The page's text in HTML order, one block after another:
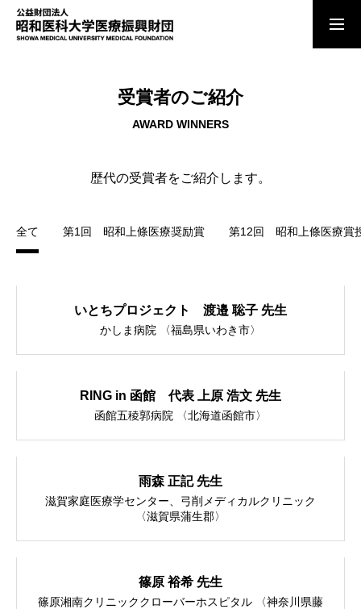
ご寄付のお願い
ご支援をいただいている関連団体
旗ケ岡だより
受賞者のご紹介
AWARD WINNERS
歴代の受賞者をご紹介します。
全て 第1回 昭和上條医療奨励賞 第12回 昭和上條医療賞
いとちプロジェクト 渡邉 聡子 先生
かしま病院 〈福島県いわき市〉
RING in 函館 代表 上原 浩文 先生
函館五稜郭病院 〈北海道函館市〉
雨森 正記 先生
滋賀家庭医療学センター、弓削メディカルクリニック
〈滋賀県蒲生郡〉
篠原 裕希 先生
篠原湘南クリニッククローバーホスピタル 〈神奈川県藤